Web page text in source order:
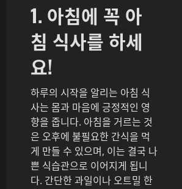
1. 아침에 꼭 아
침 식사를 하세
요!
하루의 시작을 알리는 아침 식
사는 몸과 마음에 긍정적인 영
향을 줍니다. 아침을 거르는 것
은 오후에 불필요한 간식을 먹
게 만들 수 있으며, 이는 결국 나
쁜 식습관으로 이어지게 됩니
다. 간단한 과일이나 오트밀 한